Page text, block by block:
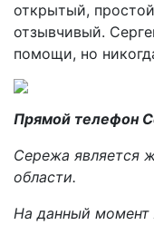
открытый,
отзывчивый.
помощи, но
Прямой телефон
Сережа является
области.
На данный момент